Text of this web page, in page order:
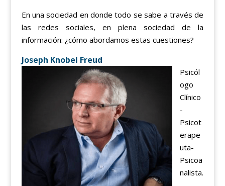
En una sociedad en donde todo se sabe a través de
las redes sociales, en plena sociedad de la
información: ¿cómo abordamos estas cuestiones?
Joseph Knobel Freud
Psicól
ogo
Clínico
-
Psicot
erape
uta-
Psicoa
nalista.